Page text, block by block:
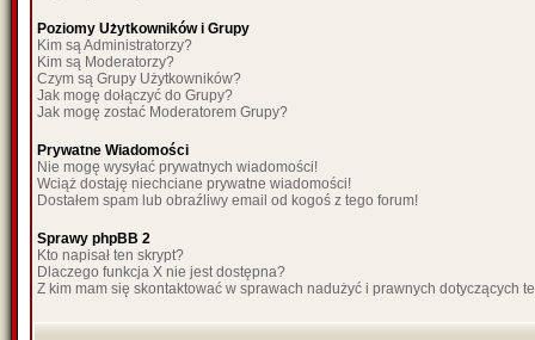
Poziomy Użytkowników i Grupy
Kim są Administratorzy?
Kim są Moderatorzy?
Czym są Grupy Użytkowników?
Jak mogę dołączyć do Grupy?
Jak mogę zostać Moderatorem Grupy?
Prywatne Wiadomości
Nie mogę wysyłać prywatnych wiadomości!
Wciąż dostaję niechciane prywatne wiadomości!
Dostałem spam lub obraźliwy email od kogoś z tego forum!
Sprawy phpBB 2
Kto napisał ten skrypt?
Dlaczego funkcja X nie jest dostępna?
Z kim mam się skontaktować w sprawach nadużyć i prawnych dotyczących